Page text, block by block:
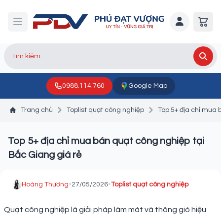
0988.114.760 Google Map
Trang chủ Toplist quạt công nghiệp Top 5+ địa chỉ mua
Top 5+ địa chỉ mua bán quạt công nghiệp tại
Bắc Giang giá rẻ
Hoàng Thương•27/05/2026•Toplist quạt công nghiệp
Quạt công nghiệp là giải pháp làm mát và thông gió hiệu